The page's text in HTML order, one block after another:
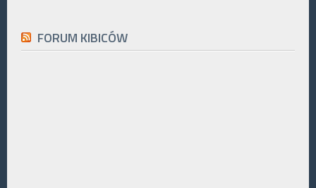
FORUM KIBICÓW